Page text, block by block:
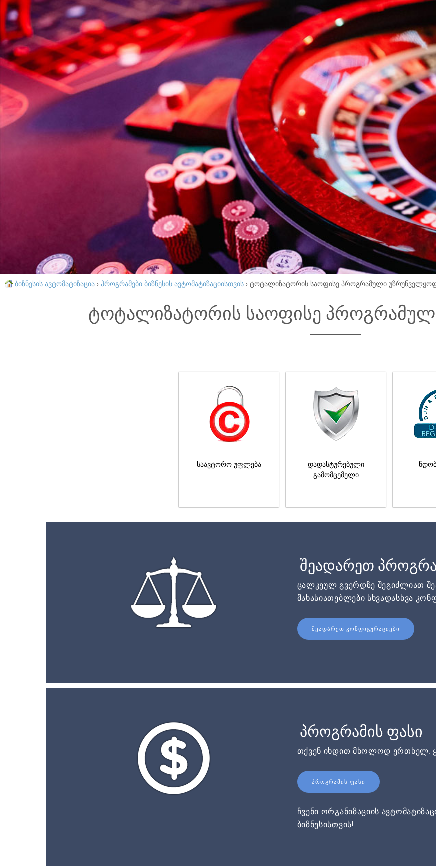
ბიზნესის ავტომატიზაცია › პროგრამები ბიზნესის ავტომატიზაციისთვის › ტოტალიზატორის საოფისე პროგრამული
ტოტალიზატორის საოფისე
საავტორო უფლება
დადასტურებული
გამომცემელი
შეადარეთ
ცალკეულ გვერდზე შეგიძლიათ
მახასიათებლები სხვადასხვა
ᲨᲔᲐᲓᲐᲠᲔᲗ ᲙᲝᲜᲤᲘᲒᲣᲠᲐᲪᲘᲔᲑᲘ
პროგრამის ფასი
თქვენ იხდით მხოლოდ ერთხელ.
ᲞᲠᲝᲒᲠᲐᲛᲘᲡ ᲤᲐᲡᲘ
ჩვენი ორგანიზაციის
ბიზნესისთვის!